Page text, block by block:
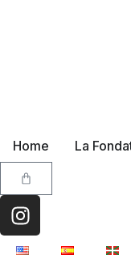
Home La